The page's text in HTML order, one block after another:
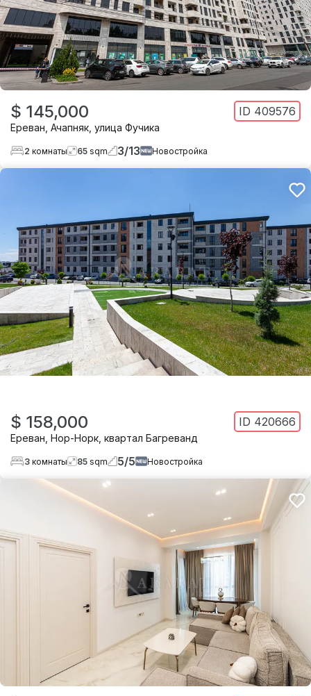
$ 145,000 ID 409576
Ереван Ачапняк улица Фучика
2 комнаты 65 sqm 3/13 Новостройка
$ 158,000 ID 420666
Ереван Нор-Норк квартал Багреванд
3 комнаты 85 sqm 5/5 Новостройка